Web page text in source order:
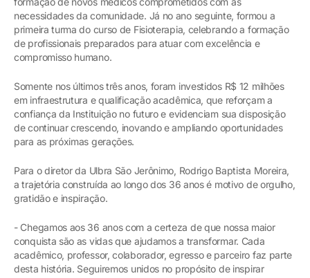
necessidades da comunidade. Já no ano seguinte, formou a
primeira turma do curso de Fisioterapia, celebrando a formação
de profissionais preparados para atuar com excelência e
compromisso humano.
Somente nos últimos três anos, foram investidos R$ 12 milhões
em infraestrutura e qualificação acadêmica, que reforçam a
confiança da Instituição no futuro e evidenciam sua disposição
de continuar crescendo, inovando e ampliando oportunidades
para as próximas gerações.
Para o diretor da Ulbra São Jerônimo, Rodrigo Baptista Moreira,
a trajetória construída ao longo dos 36 anos é motivo de orgulho,
gratidão e inspiração.
- Chegamos aos 36 anos com a certeza de que nossa maior
conquista são as vidas que ajudamos a transformar. Cada
acadêmico, professor, colaborador, egresso e parceiro faz parte
desta história. Seguiremos unidos no propósito de inspirar